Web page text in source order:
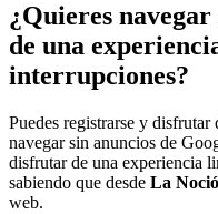
¿Quieres
de una
interrupciones?
Puedes registrarse y disfrutar
navegar sin anuncios de
disfrutar de una experiencia
sabiendo que desde La
web.